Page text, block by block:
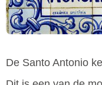
De Santo Antonio